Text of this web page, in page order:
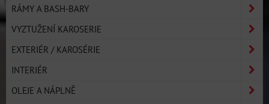
RÁMY A BASH-BARY
VYZTUŽENÍ KAROSERIE
EXTERIÉR / KAROSÉRIE
INTERIÉR
OLEJE A NÁPLNĚ